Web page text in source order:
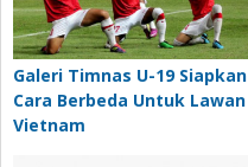
Galeri Timnas U-19 Siapkan
Cara Berbeda Untuk Lawan
Vietnam